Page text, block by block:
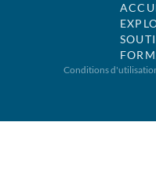
Conditions